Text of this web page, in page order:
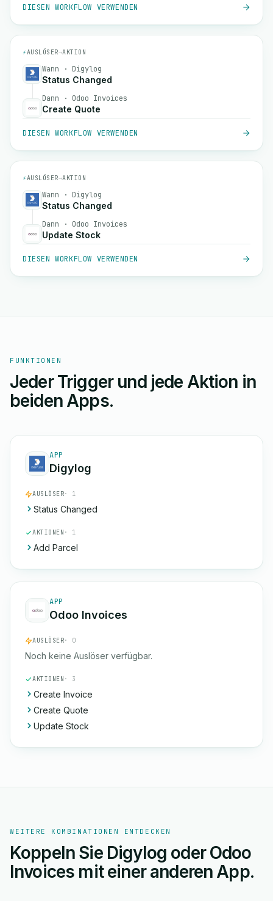
DIESEN WORKFLOW VERWENDEN
⚡AUSLÖSER→AKTION
Wann · Digylog
Status Changed
Dann · Odoo Invoices
Create Quote
DIESEN WORKFLOW VERWENDEN
⚡AUSLÖSER→AKTION
Wann · Digylog
Status Changed
Dann · Odoo Invoices
Update Stock
DIESEN WORKFLOW VERWENDEN
FUNKTIONEN
Jeder Trigger und jede Aktion in
beiden Apps.
APP
Digylog
AUSLÖSER· 1
Status Changed
AKTIONEN · 1
Add Parcel
APP
Odoo Invoices
AUSLÖSER· 0
Noch keine Auslöser verfügbar.
AKTIONEN · 3
Create Invoice
Create Quote
Update Stock
WEITERE KOMBINATIONEN ENTDECKEN
Koppeln Sie Digylog oder Odoo
Invoices mit einer anderen App.